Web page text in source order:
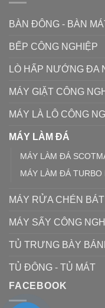
BÀN ĐÔNG - BÀN
BẾP CÔNG NGHIỆP
LÒ HẤP NƯỚNG ĐA
MÁY GIẶT CÔNG
MÁY LÀ LÔ CÔNG
MÁY LÀM ĐÁ
MÁY LÀM ĐÁ
MÁY LÀM ĐÁ TURBO
MÁY RỬA CHÉN
MÁY SẤY CÔNG
TỦ TRƯNG BÀY
TỦ ĐÔNG - TỦ MÁT
FACEBOOK